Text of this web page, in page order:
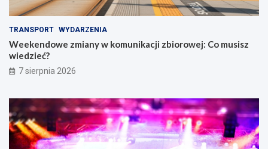
a
i
i
w
W
r
o
a
w
i
u
TRANSPORT WYDARZENIA
Weekendowe zmiany w komunikacji zbiorowej: Co musisz
wiedzieć?
7 sierpnia 2026